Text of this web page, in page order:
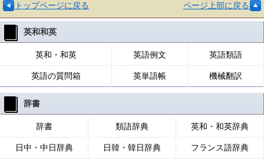
トップページに戻る ページ上部に戻る
英和和英
英和・和英 英語例文 英語類語
英語の質問箱 英単語帳 機械翻訳
辞書
辞書 類語辞典 英和・和英辞典
日中・中日辞典 日韓・韓日辞典 フランス語辞典